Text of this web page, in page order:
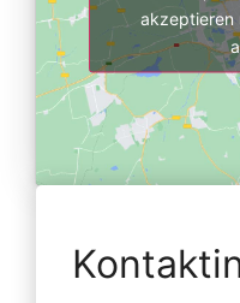
akzeptieren